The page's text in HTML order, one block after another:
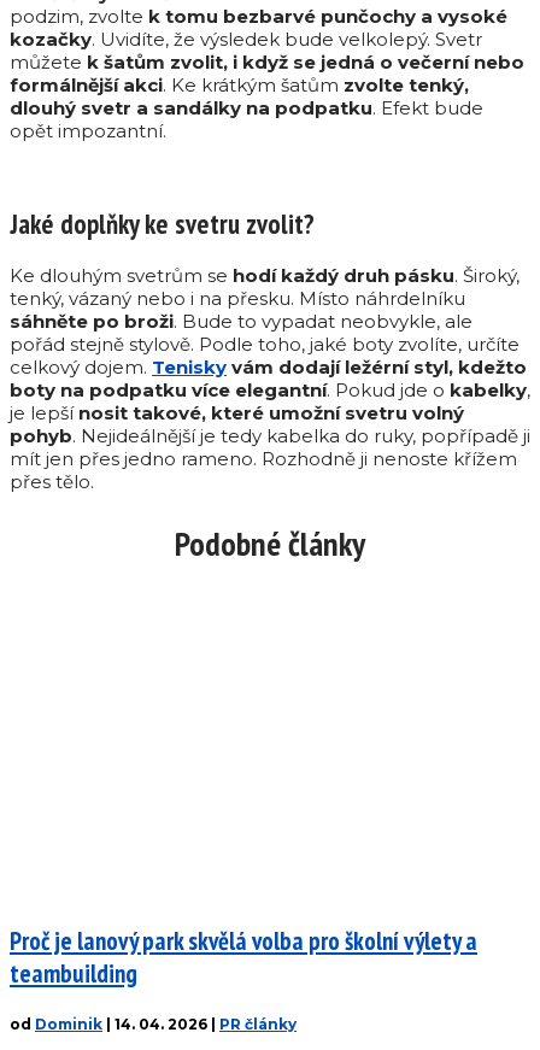
podzim, zvolte k tomu bezbarvé punčochy a vysoké
kozačky. Uvidíte, že výsledek bude velkolepý. Svetr
můžete k šatům zvolit, i když se jedná o večerní nebo
formálnější akci. Ke krátkým šatům zvolte tenký,
dlouhý svetr a sandálky na podpatku. Efekt bude
opět impozantní.
Jaké doplňky ke svetru zvolit?
Ke dlouhým svetrům se hodí každý druh pásku. Široký,
tenký, vázaný nebo i na přesku. Místo náhrdelníku
sáhněte po broži. Bude to vypadat neobvykle, ale
pořád stejně stylově. Podle toho, jaké boty zvolíte, určíte
celkový dojem. Tenisky vám dodají ležérní styl, kdežto
boty na podpatku více elegantní. Pokud jde o kabelky,
je lepší nosit takové, které umožní svetru volný
pohyb. Nejideálnější je tedy kabelka do ruky, popřípadě ji
mít jen přes jedno rameno. Rozhodně ji nenoste křížem
přes tělo.
Podobné články
Proč je lanový park skvělá volba pro školní výlety a
teambuilding
od Dominik 14. 04. 2026 PR články